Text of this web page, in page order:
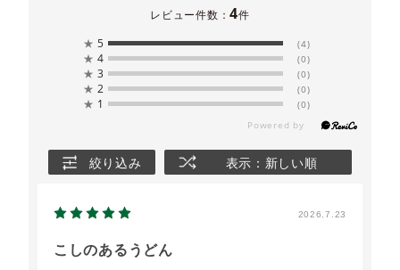
レビュー件数：4件
★ 5 (4)
★ 4 (0)
★ 3 (0)
★ 2 (0)
★ 1 (0)
絞り込み 表示：新しい順
2026.7.23
こしのあるうどん